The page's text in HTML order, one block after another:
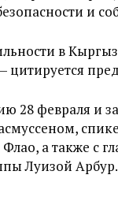
и
в
цитируется
28 февраля и
а также с
Луизой Арбур.